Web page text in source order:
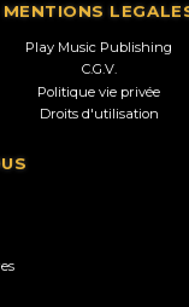
MENTIONS
Play Music Publishing
C.G.V.
Politique vie privée
Droits d'utilisation